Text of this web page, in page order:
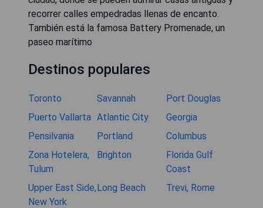
recorrer calles empedradas llenas de encanto.
También está la famosa Battery Promenade, un
paseo marítimo
Destinos populares
Toronto Savannah
Port Douglas
Puerto Vallarta Atlantic City
Georgia
Pensilvania
Portland
Columbus
Zona Hotelera,
Tulum
Brighton
Florida Gulf
Coast
Upper East Side,
New York
Long Beach Trevi, Rome